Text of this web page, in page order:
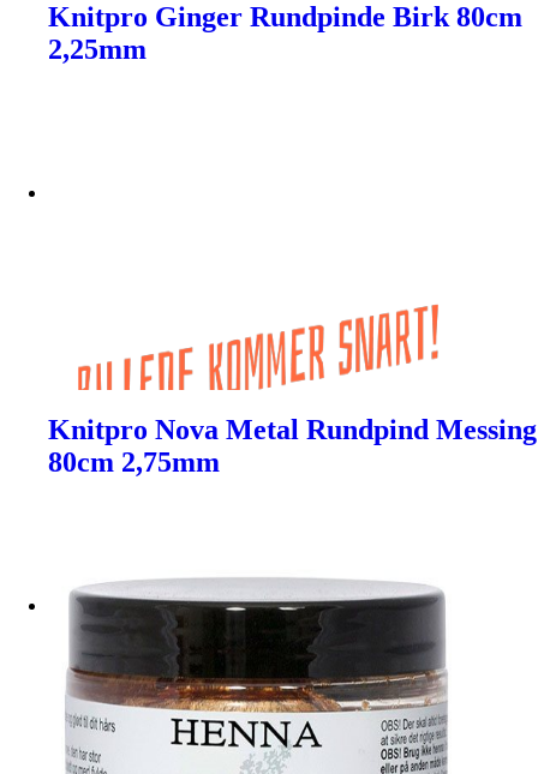
Knitpro Ginger Rundpinde Birk 80cm
2,25mm
Knitpro Nova Metal Rundpind Messing
80cm 2,75mm